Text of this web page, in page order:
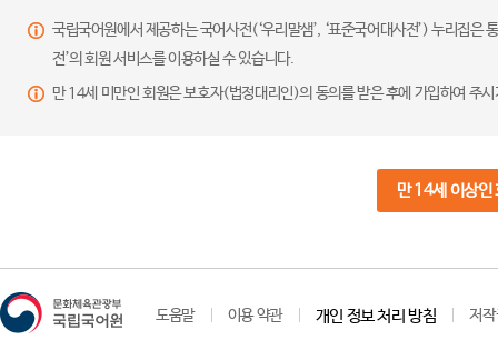
국립국어원에서 제공하는 국어사전(‘우리말샘’, ‘표준국어대사전’) 누리집
전’의 회원 서비스를 이용하실 수 있습니다.
만 14세 미만인 회원은 보호자(법정대리인)의 동의를 받은 후에 가입하여 주
만 14세 이상인
도움말 이용 약관 개인 정보 처리 방침 저